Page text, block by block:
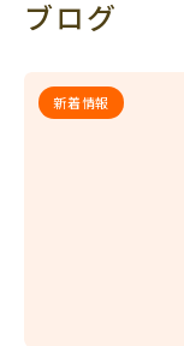
ブログ
新着情報